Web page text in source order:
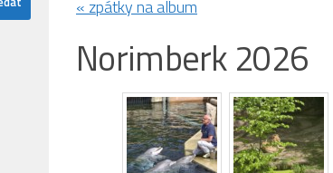
« zpátky na album
Norimberk 2026